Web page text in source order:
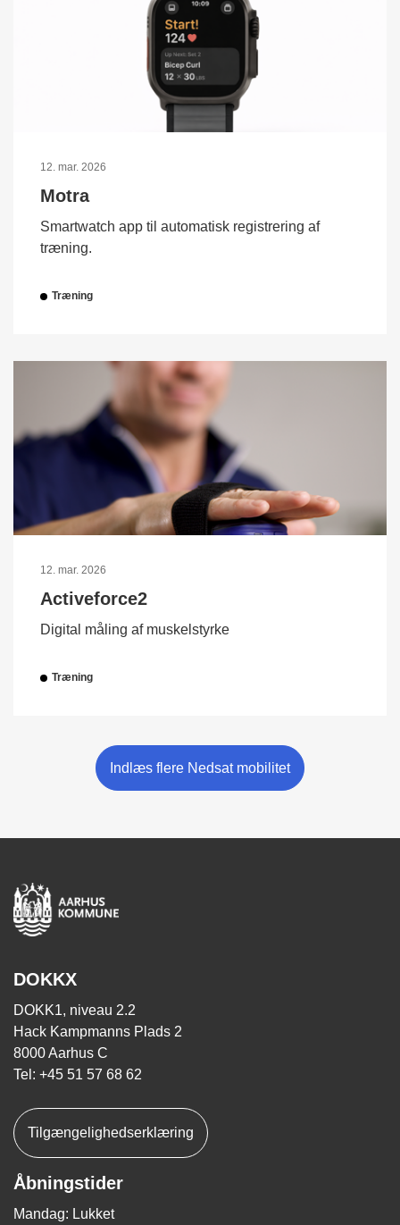
12. mar. 2026
Motra
Smartwatch app til automatisk registrering af
træning.
Træning
12. mar. 2026
Activeforce2
Digital måling af muskelstyrke
Træning
Indlæs flere Nedsat mobilitet
DOKKX
DOKK1, niveau 2.2
Hack Kampmanns Plads 2
8000 Aarhus C
Tel: +45 51 57 68 62
Tilgængelighedserklæring
Åbningstider
Mandag: Lukket